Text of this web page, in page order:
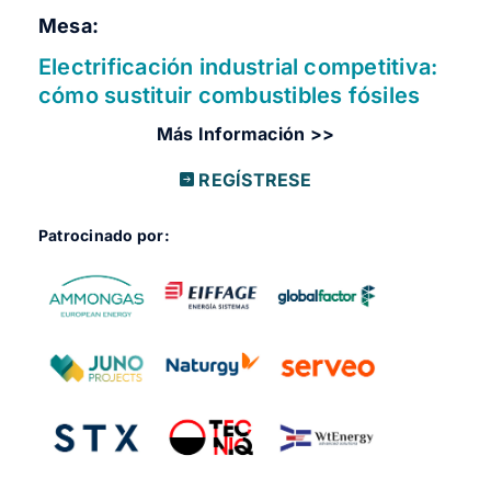
Mesa:
Electrificación industrial competitiva:
cómo sustituir combustibles fósiles
Más Información >>
REGÍSTRESE
Patrocinado por: